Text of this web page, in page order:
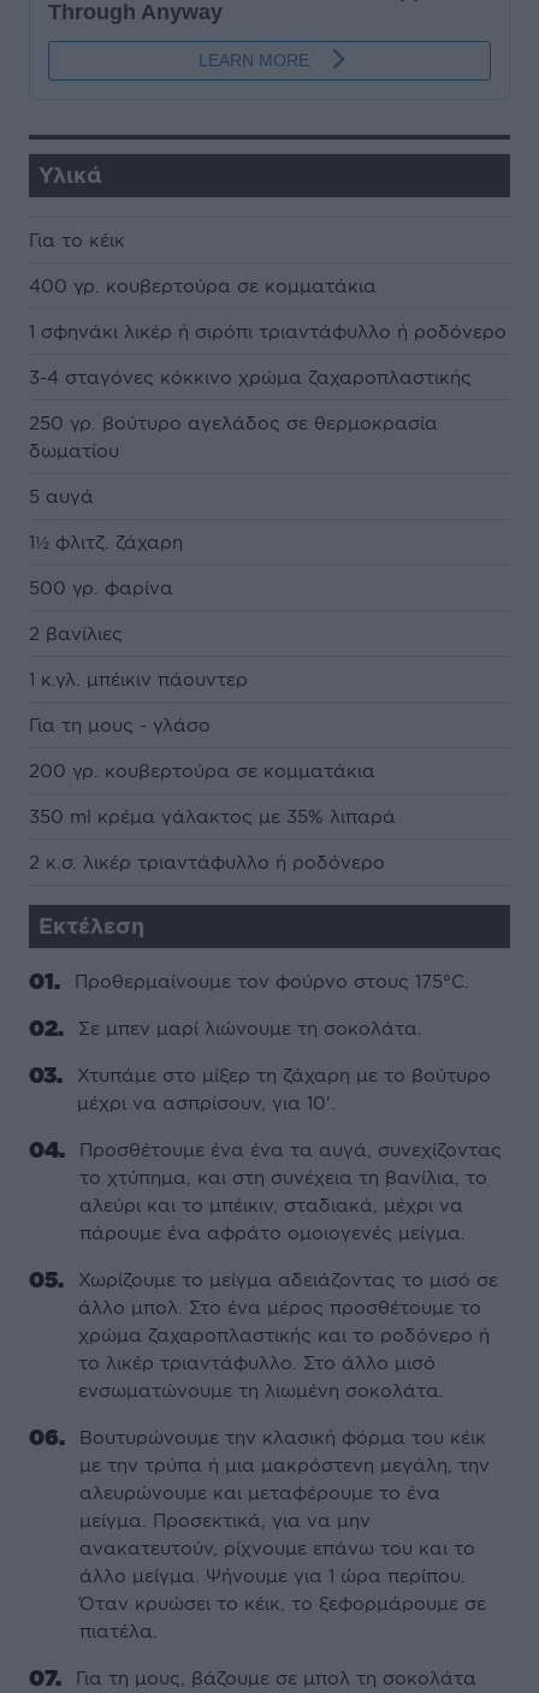
Υλικά
Για το κέικ
400 γρ. κουβερτούρα σε κομματάκια
1 σφηνάκι λικέρ ή σιρόπι τριαντάφυλλο ή ροδόνερο
3-4 σταγόνες κόκκινο χρώμα ζαχαροπλαστικής
250 γρ. βούτυρο αγελάδος σε θερμοκρασία
δωματίου
5 αυγά
1½ φλιτζ. ζάχαρη
500 γρ. φαρίνα
2 βανίλιες
1 κ.γλ. μπέικιν πάουντερ
Για τη μους - γλάσο
200 γρ. κουβερτούρα σε κομματάκια
350 ml κρέμα γάλακτος με 35% λιπαρά
2 κ.σ. λικέρ τριαντάφυλλο ή ροδόνερο
Εκτέλεση
Προθερμαίνουμε τον φούρνο στους 175°C.
Σε μπεν μαρί λιώνουμε τη σοκολάτα.
Χτυπάμε στο μίξερ τη ζάχαρη με το βούτυρο
μέχρι να ασπρίσουν, για 10'.
Προσθέτουμε ένα ένα τα αυγά, συνεχίζοντας
το χτύπημα, και στη συνέχεια τη βανίλια, το
αλεύρι και το μπέικιν, σταδιακά, μέχρι να
πάρουμε ένα αφράτο ομοιογενές μείγμα.
Χωρίζουμε το μείγμα αδειάζοντας το μισό σε
άλλο μπολ. Στο ένα μέρος προσθέτουμε το
χρώμα ζαχαροπλαστικής και το ροδόνερο ή
το λικέρ τριαντάφυλλο. Στο άλλο μισό
ενσωματώνουμε τη λιωμένη σοκολάτα.
Βουτυρώνουμε την κλασική φόρμα του κέικ
με την τρύπα ή μια μακρόστενη μεγάλη, την
αλευρώνουμε και μεταφέρουμε το ένα
μείγμα. Προσεκτικά, για να μην
ανακατευτούν, ρίχνουμε επάνω του και το
άλλο μείγμα. Ψήνουμε για 1 ώρα περίπου.
Όταν κρυώσει το κέικ, το ξεφορμάρουμε σε
πιατέλα.
Για τη μους, βάζουμε σε μπολ τη σοκολάτα